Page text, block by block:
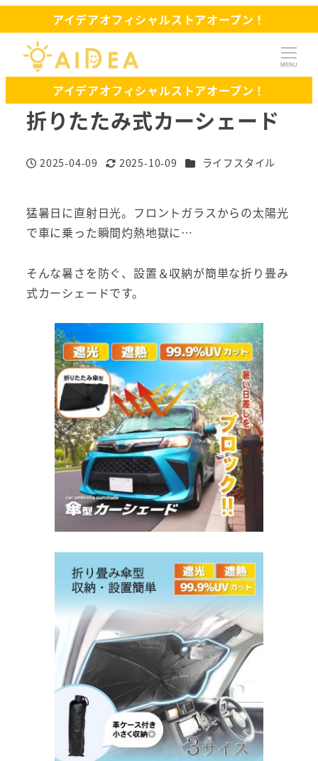
アイデアオフィシャルストアオープン！
MENU
アイデアオフィシャルストアオープン！
折りたたみ式カーシェード
投稿日
2025-04-09
更新日
2025-10-09 商品情報カテゴリー
ライフスタイル
猛暑日に直射日光。フロントガラスからの太陽光
で車に乗った瞬間灼熱地獄に…
そんな暑さを防ぐ、設置＆収納が簡単な折り畳み
式カーシェードです。